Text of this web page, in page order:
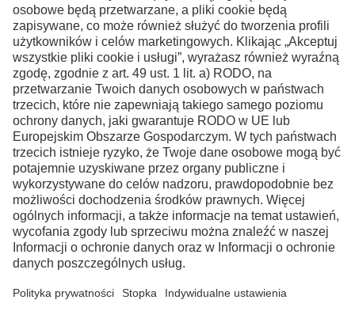
Facebook
Instagram